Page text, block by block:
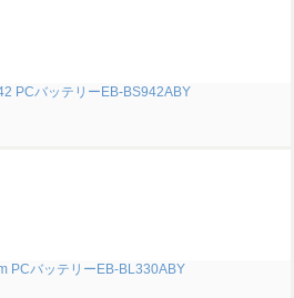
PCバッテリーEB-BS942ABY
PCバッテリーEB-BL330ABY